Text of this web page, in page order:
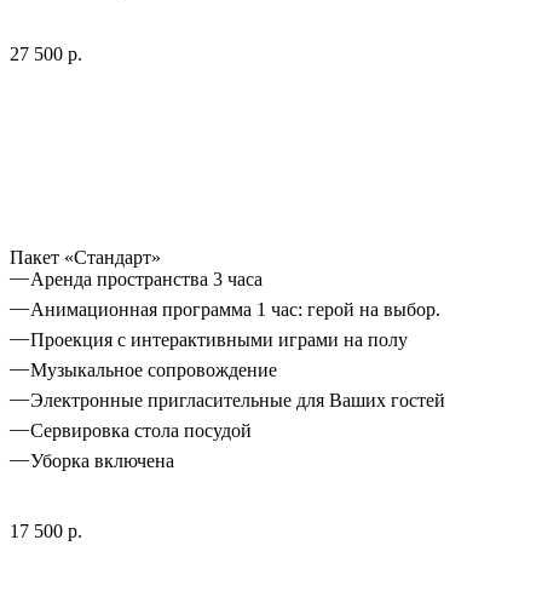
27 500 р.
Пакет «Стандарт»
Аренда пространства 3 часа
Анимационная программа 1 час: герой на выбор.
Проекция с интерактивными играми на полу
Музыкальное сопровождение
Электронные пригласительные для Ваших гостей
Сервировка стола посудой
Уборка включена
17 500 р.